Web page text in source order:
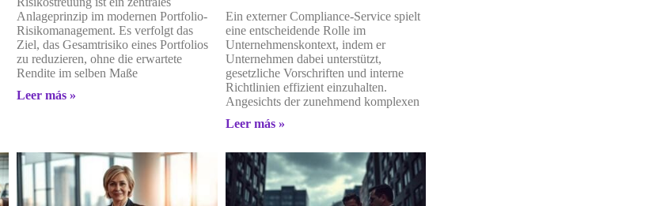
Anlageprinzip im modernen Portfolio-
Risikomanagement. Es verfolgt das
Ziel, das Gesamtrisiko eines Portfolios
zu reduzieren, ohne die erwartete
Rendite im selben Maße
Leer más »
Ein externer Compliance-Service spielt
eine entscheidende Rolle im
Unternehmenskontext, indem er
Unternehmen dabei unterstützt,
gesetzliche Vorschriften und interne
Richtlinien effizient einzuhalten.
Angesichts der zunehmend komplexen
Leer más »